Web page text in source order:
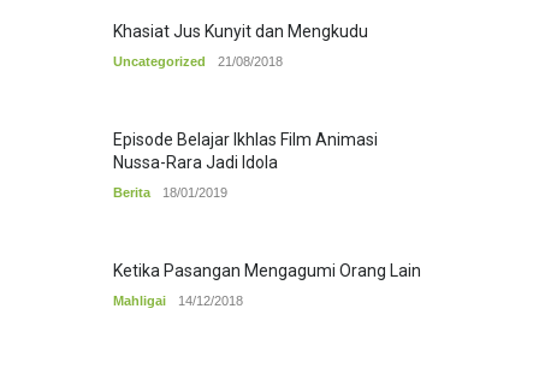
Khasiat Jus Kunyit dan Mengkudu
Uncategorized 21/08/2018
Episode Belajar Ikhlas Film Animasi
Nussa-Rara Jadi Idola
Berita 18/01/2019
Ketika Pasangan Mengagumi Orang Lain
Mahligai 14/12/2018